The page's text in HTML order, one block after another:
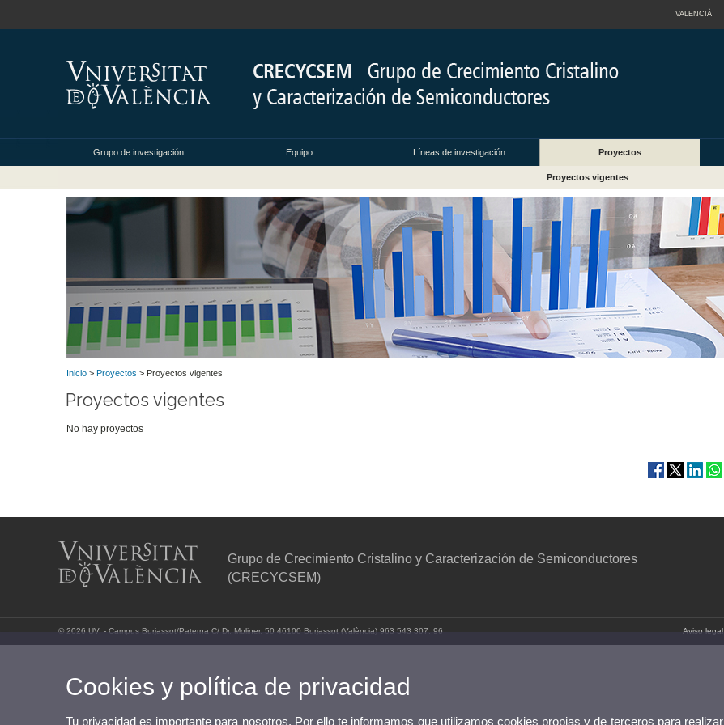
VALENCIÀ
Grupo de investigación Equipo Líneas de investigación Proyectos
Proyectos vigentes
Inicio > Proyectos > Proyectos vigentes
Proyectos vigentes
No hay proyectos
Grupo de Crecimiento Cristalino y Caracterización de Semiconductores
(CRECYCSEM)
© 2026 UV. - Campus Burjassot/Paterna C/ Dr. Moliner, 50 46100 Burjassot (València) 963 543 307: 96 Aviso legal
Cookies y política de privacidad
Tu privacidad es importante para nosotros. Por ello te informamos que utilizamos cookies propias y de terceros para realizar